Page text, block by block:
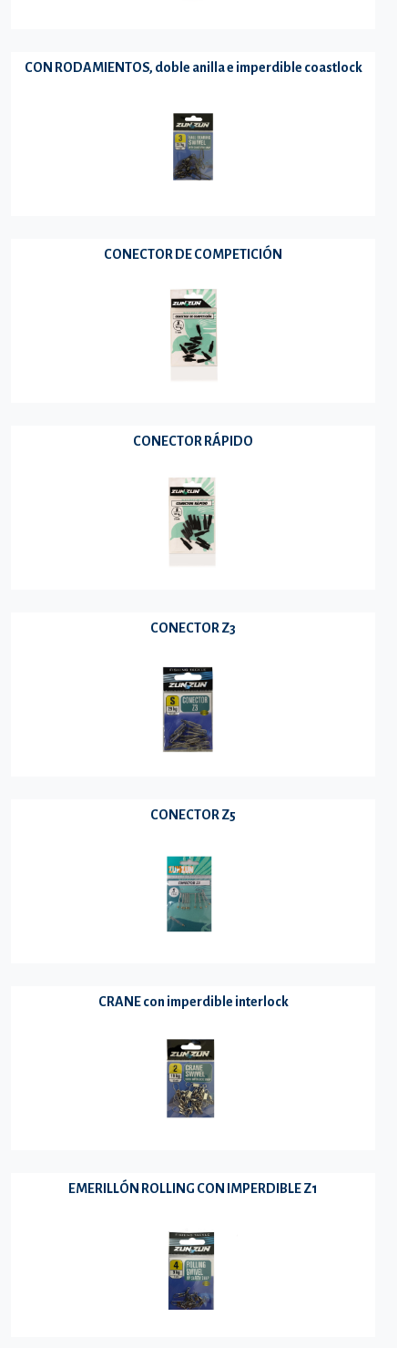
CON RODAMIENTOS, doble anilla e imperdible coastlock
CONECTOR DE COMPETICIÓN
CONECTOR RÁPIDO
CONECTOR Z3
CONECTOR Z5
CRANE con imperdible interlock
EMERILLÓN ROLLING CON IMPERDIBLE Z1